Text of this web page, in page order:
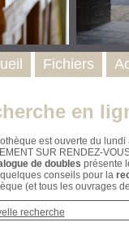
en
est ouverte du
SUR RENDEZ-
de doubles présente
conseils pour la
(et tous les ouvrages
recherche
Fichiers